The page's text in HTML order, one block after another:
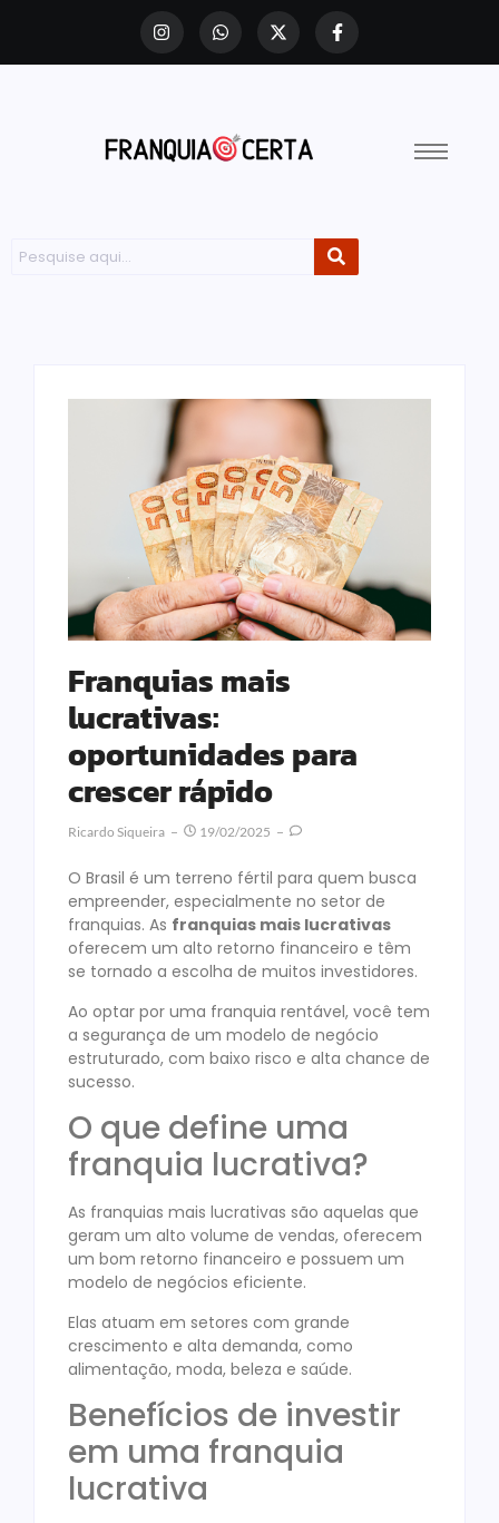
Franquias mais
lucrativas:
oportunidades para
crescer rápido
Ricardo Siqueira 19/02/2025
O Brasil é um terreno fértil para quem busca
empreender, especialmente no setor de
franquias. As franquias mais lucrativas
oferecem um alto retorno financeiro e têm
se tornado a escolha de muitos investidores.
Ao optar por uma franquia rentável, você tem
a segurança de um modelo de negócio
estruturado, com baixo risco e alta chance de
sucesso.
O que define uma
franquia lucrativa?
As franquias mais lucrativas são aquelas que
geram um alto volume de vendas, oferecem
um bom retorno financeiro e possuem um
modelo de negócios eficiente.
Elas atuam em setores com grande
crescimento e alta demanda, como
alimentação, moda, beleza e saúde.
Benefícios de investir
em uma franquia
lucrativa